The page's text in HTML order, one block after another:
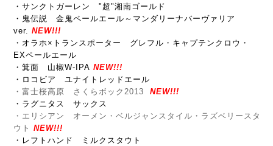
・サンクトガーレン "超"湘南ゴールド
・鬼伝説 金鬼ペールエール～マンダリーナバーヴァリア
ver. NEW!!!
・オラホ×トランスポーター グレフル・キャプテンクロウ・
EXペールエール
・箕面 山椒W-IPA NEW!!!
・ロコビア ユナイトレッドエール
・富士桜高原 さくらボック2013
NEW!!!
・ラグニタス サックス
・エリシアン オーメン・ベルジャンスタイル・ラズベリースタ
ウト NEW!!!
・レフトハンド ミルクスタウト